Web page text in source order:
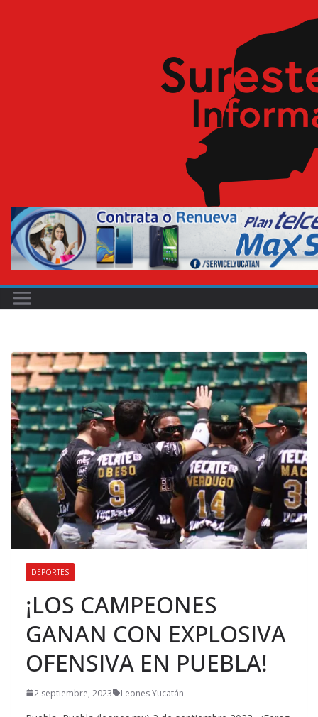
DEPORTES
¡LOS CAMPEONES
GANAN CON EXPLOSIVA
OFENSIVA EN PUEBLA!
2 septiembre, 2023 Leones Yucatán